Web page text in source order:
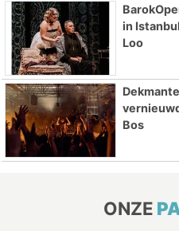
in
Loo
Bos
ONZE